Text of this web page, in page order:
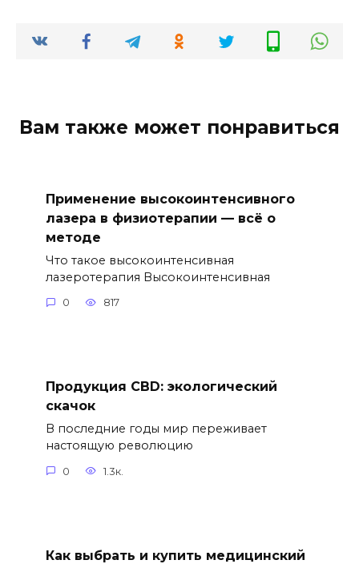
Вам также может понравиться
Применение высокоинтенсивного
лазера в физиотерапии — всё о
методе
Что такое высокоинтенсивная
лазеротерапия Высокоинтенсивная
0 817
Продукция CBD: экологический
скачок
В последние годы мир переживает
настоящую революцию
0 1.3к.
Как выбрать и купить медицинский